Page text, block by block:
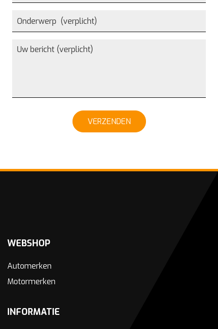
VERZENDEN
WEBSHOP
Automerken
Motormerken
INFORMATIE